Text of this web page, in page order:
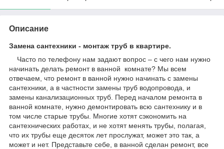
Описание
Замена сантехники - монтаж труб в квартире.
Часто по телефону нам задают вопрос – с чего нам нужно
начинать делать ремонт в ванной комнате? Мы всем
отвечаем, что ремонт в ванной нужно начинать с замены
сантехники, а в частности замены труб водопровода, и
замены канализационных труб. Перед началом ремонта в
ванной комнате, нужно демонтировать всю сантехнику и в
том числе старые трубы. Многие хотят сэкономить на
сантехнических работах, и не хотят менять трубы, полагая,
что их трубы еще десяток лет прослужат, может это так, а
может и нет. Представьте себе, в ванной сделан ремонт, все